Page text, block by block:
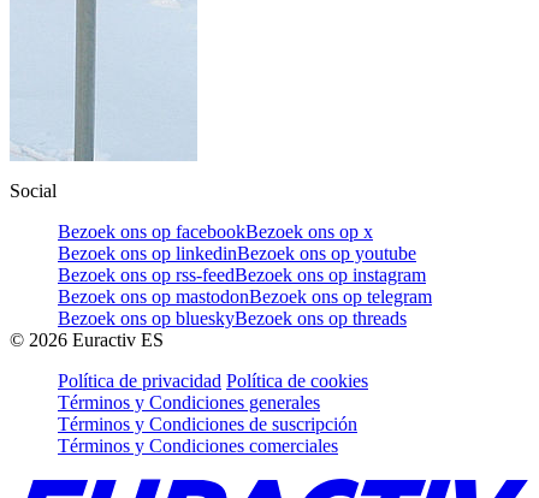
Social
Bezoek ons op facebookBezoek ons op x
Bezoek ons op linkedinBezoek ons op youtube
Bezoek ons op rss-feedBezoek ons op instagram
Bezoek ons op mastodonBezoek ons op telegram
Bezoek ons op blueskyBezoek ons op threads
© 2026 Euractiv ES
Política de privacidad Política de cookies
Términos y Condiciones generales
Términos y Condiciones de suscripción
Términos y Condiciones comerciales